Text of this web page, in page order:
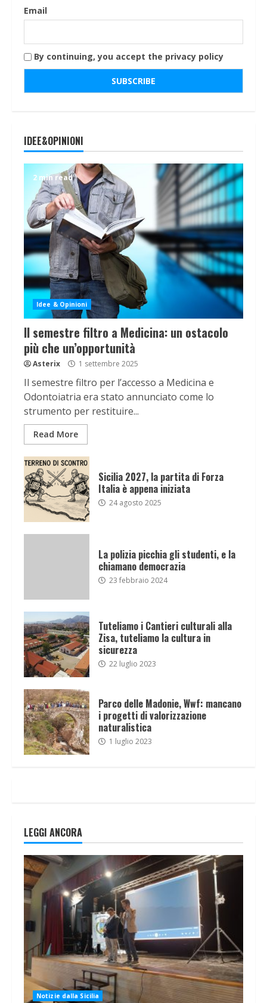
Email
By continuing, you accept the privacy policy
IDEE&OPINIONI
2 min read
Idee & Opinioni
Il semestre filtro a Medicina: un ostacolo
più che un’opportunità
Asterix 1 settembre 2025
Il semestre filtro per l’accesso a Medicina e
Odontoiatria era stato annunciato come lo
strumento per restituire...
Read More
Sicilia 2027, la partita di Forza
Italia è appena iniziata
24 agosto 2025
La polizia picchia gli studenti, e la
chiamano democrazia
23 febbraio 2024
Tuteliamo i Cantieri culturali alla
Zisa, tuteliamo la cultura in
sicurezza
22 luglio 2023
Parco delle Madonie, Wwf: mancano
i progetti di valorizzazione
naturalistica
1 luglio 2023
LEGGI ANCORA
Notizie dalla Sicilia